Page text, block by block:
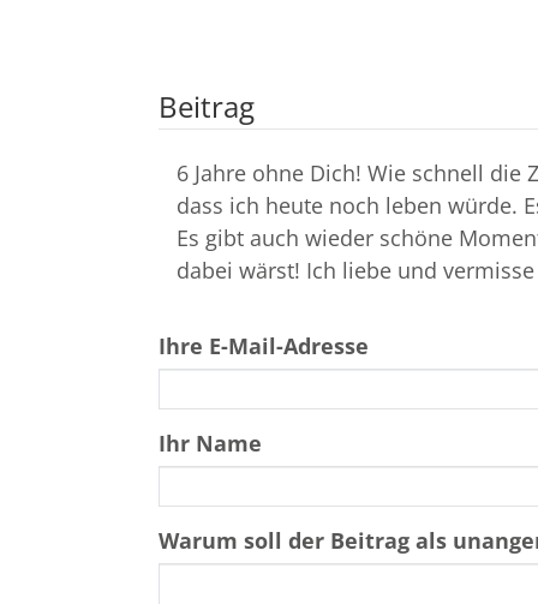
Beitrag
6 Jahre ohne Dich! Wie schnell die Zeit vergeht
dass ich heute noch leben würde.
Es gibt auch wieder schöne
dabei wärst! Ich liebe
Ihre E-Mail-Adresse
Ihr Name
Warum soll der Beitrag als